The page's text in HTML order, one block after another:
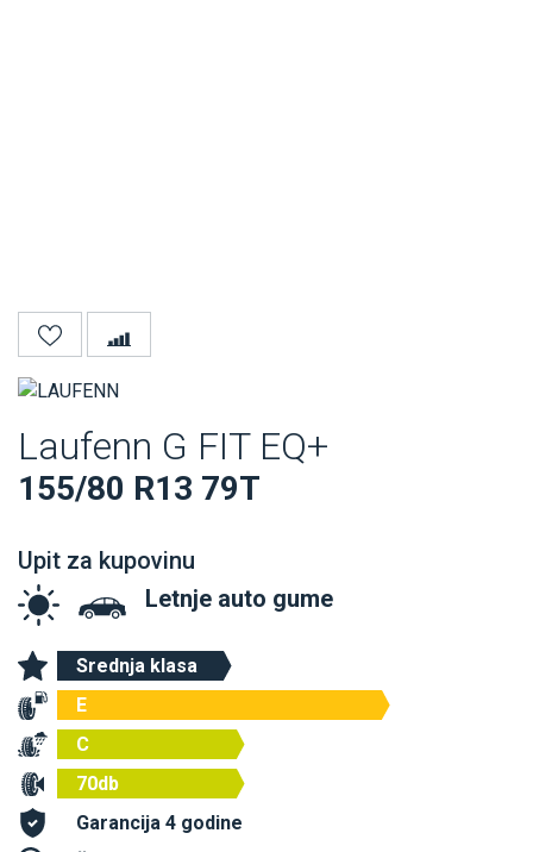
Laufenn G FIT EQ+
155/80 R13 79T
Upit za kupovinu
Letnje auto gume
Srednja klasa
E
C
70db
Garancija 4 godine